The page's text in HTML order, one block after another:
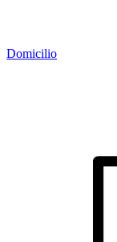
Domicilio